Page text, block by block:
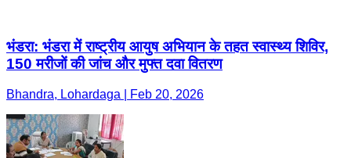
भंडरा: भंडरा में राष्ट्रीय आयुष अभियान के तहत स्वास्थ्य शिविर,
150 मरीजों की जांच और मुफ्त दवा वितरण
Bhandra, Lohardaga | Feb 20, 2026